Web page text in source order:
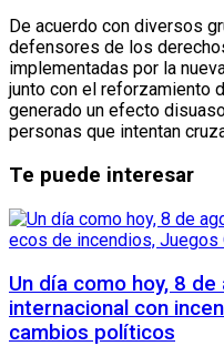
De acuerdo con diversos
defensores de los
implementadas por la
junto con el reforzamiento
generado un efecto
personas que intentan
Te puede interesar
Un día como hoy, 8
internacional con
cambios políticos